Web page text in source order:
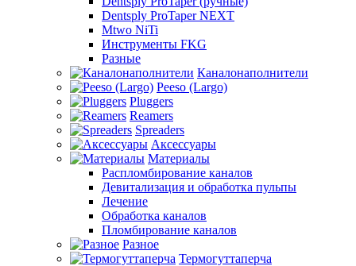
Dentsply ProTaper NEXT
Mtwo NiTi
Инструменты FKG
Разные
Каналонаполнители
Peeso (Largo)
Pluggers
Reamers
Spreaders
Аксессуары
Материалы
Распломбирование каналов
Девитализация и обработка пульпы
Лечение
Обработка каналов
Пломбирование каналов
Разное
Термогуттаперча